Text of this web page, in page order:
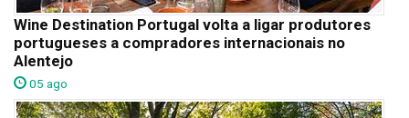
Wine Destination Portugal volta a ligar produtores
portugueses a compradores internacionais no
Alentejo
05 ago